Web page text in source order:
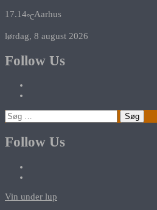
17.14℃Aarhus
lørdag, 8 august 2026
Follow Us
Søg
efter:
Follow Us
Vin under lup